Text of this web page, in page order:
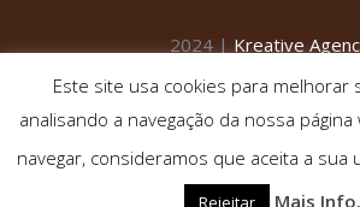
2024 | Kreative
Este site usa cookies para melhorar
analisando a navegação da nossa
navegar, consideramos que aceita a sua
Rejeitar
Mais Info.